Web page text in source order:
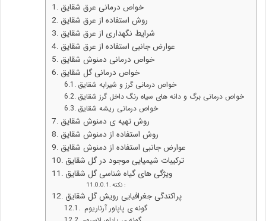
خواص درمانی عرق شقایق
روش استفاده از عرق شقایق
شرایط نگهداری از عرق شقایق
عوارض جانبی استفاده از عرق شقایق
خواص درمانی دمنوش شقایق
خواص درمانی گل شقایق
خواص درمانی گرز و شیرابه شقایق
خواص درمانی برگ و دانه های سیاه رنگ داخل گرز شقایق
خواص درمانی ریشه شقایق
روش تهیه ی دمنوش شقایق
روش استفاده از دمنوش شقایق
عوارض جانبی استفاده از دمنوش شقایق
ترکیبات شیمیایی موجود در گل شقایق
ویژگی های گیاه شناسی گل شقایق
نکته :
پراکندگی جغرافیایی رویش گل شقایق
گونه ی پاپاور آرناریوم